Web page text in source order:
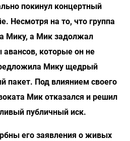
покинул концертный
Несмотря на то, что группа
Мику, а Мик задолжал
авансов, которые он не
Мику щедрый
пакет. Под влиянием своего
Мик отказался и решил
публичный иск.
его заявления о живых